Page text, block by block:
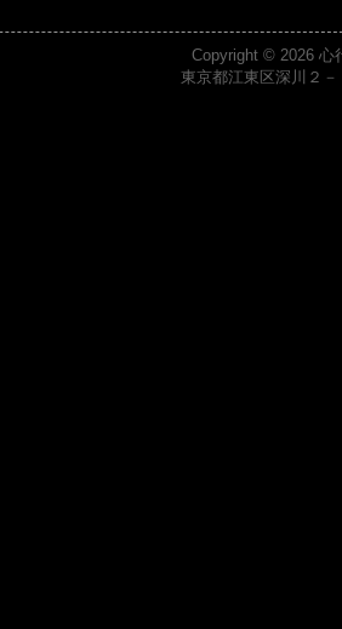
Copyright © 2026 心
東京都江東区深川２